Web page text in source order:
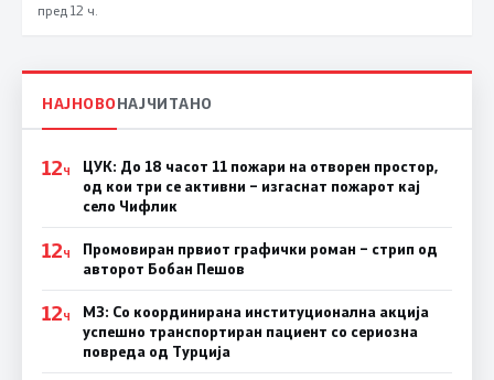
пред 12 ч.
НАЈНОВОНАЈЧИТАНО
12Ч
ЦУК: До 18 часот 11 пожари на отворен простор,
од кои три се активни – изгаснат пожарот кај
село Чифлик
12Ч
Промовиран првиот графички роман – стрип од
авторот Бобан Пешов
12Ч
МЗ: Со координирана институционална акција
успешно транспортиран пациент со сериозна
повреда од Турција